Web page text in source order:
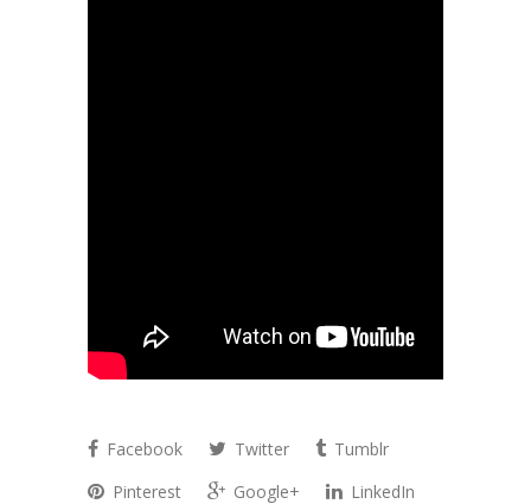
Facebook Twitter
Tumblr
Pinterest
Google+
LinkedIn